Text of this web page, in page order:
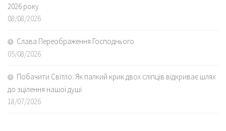
2026 року
08/08/2026
Слава Переображення Господнього
05/08/2026
Побачити Світло: Як палкий крик двох сліпців відкриває шлях
до зцілення нашої душі
18/07/2026